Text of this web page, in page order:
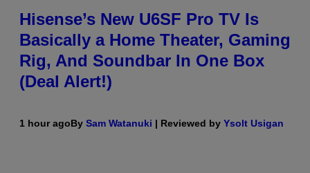
Hisense’s New U6SF Pro TV Is
Basically a Home Theater, Gaming
Rig, And Soundbar In One Box
(Deal Alert!)
1 hour agoBy Sam Watanuki | Reviewed by Ysolt Usigan